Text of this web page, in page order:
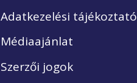
Adatkezelési tájékoztató
Médiaajánlat
Szerzői jogok